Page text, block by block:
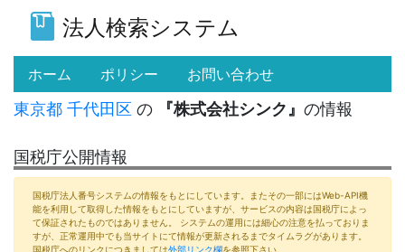
法人検索システム
ホーム (current)
ポリシー お問い合わせ
東京都 千代田区 の 『株式会社シンク』 の情報
国税庁公開情報
国税庁法人番号システムの情報をもとにしています。またその一部にはWeb-API機
能を利用して取得した情報をもとにしていますが、サービスの内容は国税庁によっ
て保証されたものではありません。 システムの運用には細心の注意を払っておりま
すが、正常運用中でも当サイトにて情報が更新されるまでタイムラグがあります。
国税庁へのリンクにつきましては外部リンク欄を参照下さい。